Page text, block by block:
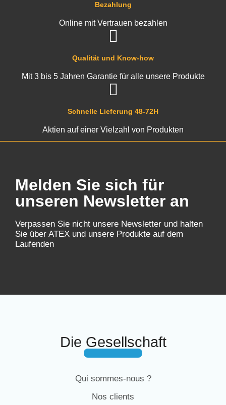
Schnelle Lieferung 48-72H
Aktien auf einer Vielzahl von Produkten
Qualität und Know-how
Mit 3 bis 5 Jahren Garantie für alle unsere Produkte
Bezahlung
Online mit Vertrauen bezahlen
Melden Sie sich für
unseren Newsletter an
Verpassen Sie nicht unsere Newsletter und halten
Sie über ATEX und unsere Produkte auf dem
Laufenden
Die Gesellschaft
Qui sommes-nous ?
Nos clients